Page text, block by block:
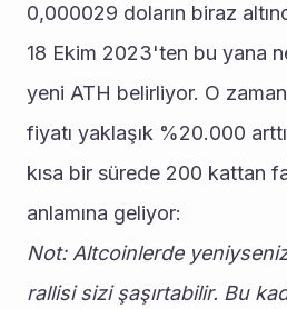
0,000029 doların biraz
18 Ekim 2023'ten bu yana
yeni ATH belirliyor. O
fiyatı yaklaşık %20.000
kısa bir sürede 200 kattan
anlamına geliyor:
Not: Altcoinlerde
rallisi sizi şaşırtabilir. Bu